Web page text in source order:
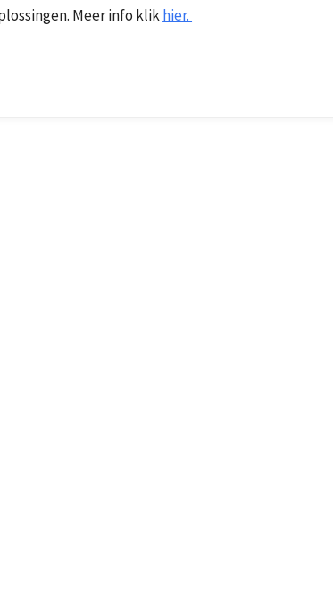
Meer info klikhier.